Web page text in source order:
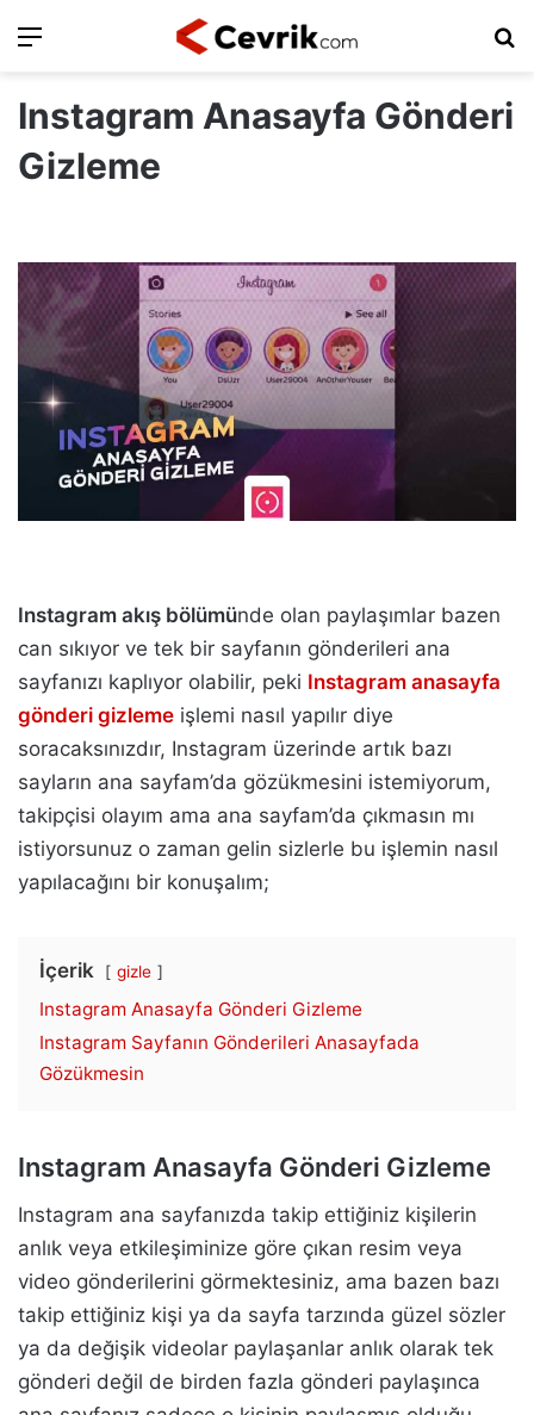
Ara
Instagram Anasayfa Gönderi
Gizleme
Instagram akış bölümünde olan paylaşımlar bazen
can sıkıyor ve tek bir sayfanın gönderileri ana
sayfanızı kaplıyor olabilir, peki Instagram anasayfa
gönderi gizleme işlemi nasıl yapılır diye
soracaksınızdır, Instagram üzerinde artık bazı
sayların ana sayfam’da gözükmesini istemiyorum,
takipçisi olayım ama ana sayfam’da çıkmasın mı
istiyorsunuz o zaman gelin sizlerle bu işlemin nasıl
yapılacağını bir konuşalım;
İçerik gizle
Instagram Anasayfa Gönderi Gizleme
Instagram Sayfanın Gönderileri Anasayfada
Gözükmesin
Instagram Anasayfa Gönderi Gizleme
Instagram ana sayfanızda takip ettiğiniz kişilerin
anlık veya etkileşiminize göre çıkan resim veya
video gönderilerini görmektesiniz, ama bazen bazı
takip ettiğiniz kişi ya da sayfa tarzında güzel sözler
ya da değişik videolar paylaşanlar anlık olarak tek
gönderi değil de birden fazla gönderi paylaşınca